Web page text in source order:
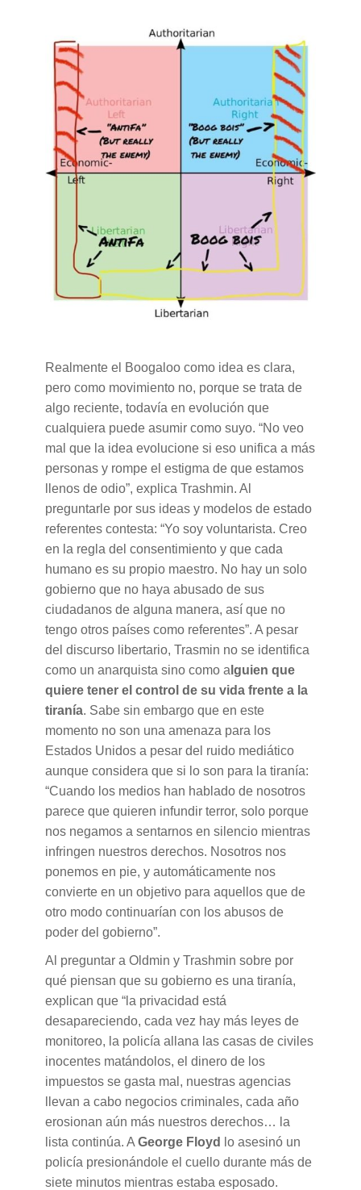
Realmente el Boogaloo como idea es clara,
pero como movimiento no, porque se trata de
algo reciente, todavía en evolución que
cualquiera puede asumir como suyo. “No veo
mal que la idea evolucione si eso unifica a más
personas y rompe el estigma de que estamos
llenos de odio”, explica Trashmin. Al
preguntarle por sus ideas y modelos de estado
referentes contesta: “Yo soy voluntarista. Creo
en la regla del consentimiento y que cada
humano es su propio maestro. No hay un solo
gobierno que no haya abusado de sus
ciudadanos de alguna manera, así que no
tengo otros países como referentes”. A pesar
del discurso libertario, Trasmin no se identifica
como un anarquista sino como a lguien que
quiere tener el control de su vida frente a la
tiranía. Sabe sin embargo que en este
momento no son una amenaza para los
Estados Unidos a pesar del ruido mediático
aunque considera que si lo son para la tiranía:
“Cuando los medios han hablado de nosotros
parece que quieren infundir terror, solo porque
nos negamos a sentarnos en silencio mientras
infringen nuestros derechos. Nosotros nos
ponemos en pie, y automáticamente nos
convierte en un objetivo para aquellos que de
otro modo continuarían con los abusos de
poder del gobierno”.
Al preguntar a Oldmin y Trashmin sobre por
qué piensan que su gobierno es una tiranía,
explican que “la privacidad está
desapareciendo, cada vez hay más leyes de
monitoreo, la policía allana las casas de civiles
inocentes matándolos, el dinero de los
impuestos se gasta mal, nuestras agencias
llevan a cabo negocios criminales, cada año
erosionan aún más nuestros derechos… la
lista continúa. A George Floyd
lo asesinó un
policía presionándole el cuello durante más de
siete minutos mientras estaba esposado.